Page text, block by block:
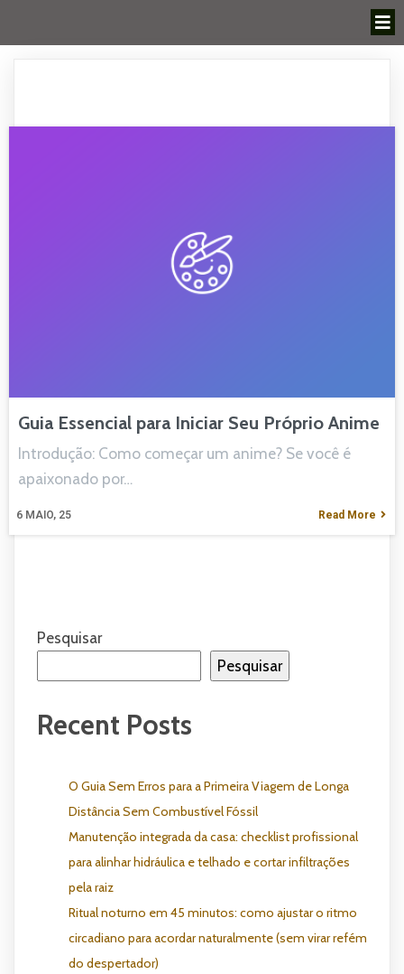
Guia Essencial para Iniciar Seu Próprio Anime
6 MAIO, 25
Introdução: Como começar um anime? Se você é
apaixonado por…
Read More
Pesquisar
Pesquisar
Recent Posts
O Guia Sem Erros para a Primeira Viagem de Longa
Distância Sem Combustível Fóssil
Manutenção integrada da casa: checklist profissional
para alinhar hidráulica e telhado e cortar infiltrações
pela raiz
Ritual noturno em 45 minutos: como ajustar o ritmo
circadiano para acordar naturalmente (sem virar refém
do despertador)